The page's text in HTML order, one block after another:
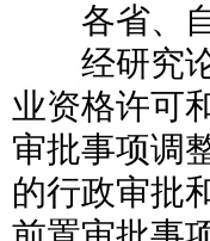
各省、自
经研究论
业资格许可
审批事项调
的行政审批